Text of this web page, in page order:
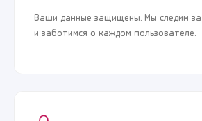
Ваши данные защищены. Мы следим за
и заботимся о каждом пользователе.